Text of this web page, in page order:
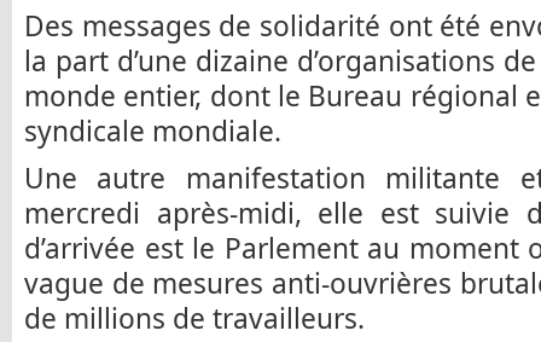
Des messages de solidarité ont été
la part d’une dizaine d’organisations
monde entier, dont le Bureau régional
syndicale mondiale.
Une autre manifestation militante
mercredi après-midi, elle est suivie
d’arrivée est le Parlement au moment
vague de mesures anti-ouvrières
de millions de travailleurs.